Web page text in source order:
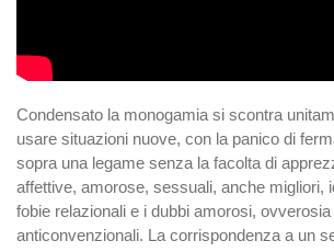
Condensato la monogamia si scontra
usare situazioni nuove, con la panico di
sopra una legame senza la facolta di
affettive, amorose, sessuali, anche migliori,
fobie relazionali e i dubbi amorosi,
anticonvenzionali. La corrispondenza a un